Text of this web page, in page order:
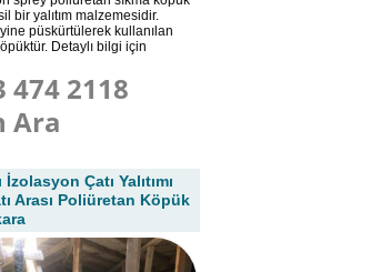
bir yalıtım malzemesidir.
püskürtülerek kullanılan
Detaylı bilgi için
474 2118
Ara
Çatı Yalıtımı
Arası Poliüretan Köpük